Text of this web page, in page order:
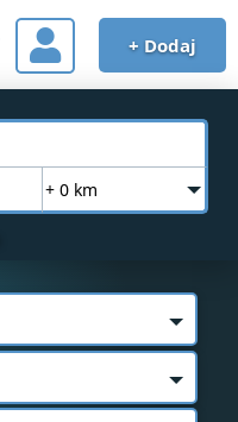
+ Dodaj
+ 0 km